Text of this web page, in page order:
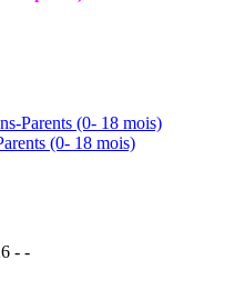
Parents (0- 18 mois)
(0- 18 mois)
- -